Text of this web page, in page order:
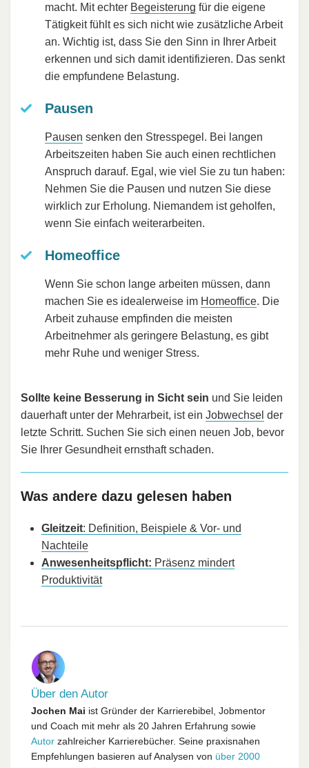
macht. Mit echter Begeisterung für die eigene
Tätigkeit fühlt es sich nicht wie zusätzliche Arbeit
an. Wichtig ist, dass Sie den Sinn in Ihrer Arbeit
erkennen und sich damit identifizieren. Das senkt
die empfundene Belastung.
Pausen
Pausen senken den Stresspegel. Bei langen
Arbeitszeiten haben Sie auch einen rechtlichen
Anspruch darauf. Egal, wie viel Sie zu tun haben:
Nehmen Sie die Pausen und nutzen Sie diese
wirklich zur Erholung. Niemandem ist geholfen,
wenn Sie einfach weiterarbeiten.
Homeoffice
Wenn Sie schon lange arbeiten müssen, dann
machen Sie es idealerweise im Homeoffice. Die
Arbeit zuhause empfinden die meisten
Arbeitnehmer als geringere Belastung, es gibt
mehr Ruhe und weniger Stress.
Sollte keine Besserung in Sicht sein und Sie leiden
dauerhaft unter der Mehrarbeit, ist ein Jobwechsel der
letzte Schritt. Suchen Sie sich einen neuen Job, bevor
Sie Ihrer Gesundheit ernsthaft schaden.
Was andere dazu gelesen haben
Gleitzeit: Definition, Beispiele & Vor- und
Nachteile
Anwesenheitspflicht: Präsenz mindert
Produktivität
Über den Autor
Jochen Mai ist Gründer der Karrierebibel, Jobmentor
und Coach mit mehr als 20 Jahren Erfahrung sowie
Autor zahlreicher Karrierebücher. Seine praxisnahen
Empfehlungen basieren auf Analysen von über 2000